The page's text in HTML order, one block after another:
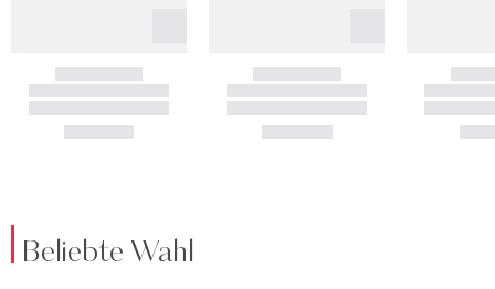
Beliebte Wahl